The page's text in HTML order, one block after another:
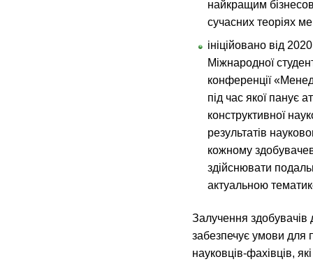
найкращим
сучасних теоріях
ініційовано від
Міжнародної
конференції
під час якої панує
конструктивної
результатів
кожному
здійснювати
актуальною
Залучення здобувачів
забезпечує умови для
науковців-фахівців,